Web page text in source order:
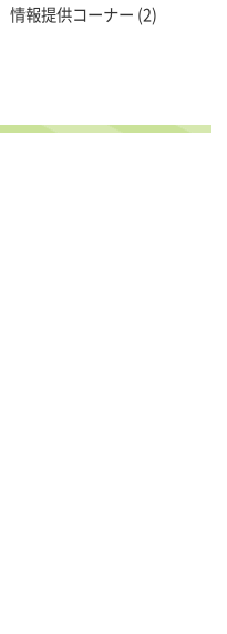
情報提供コーナー (2)